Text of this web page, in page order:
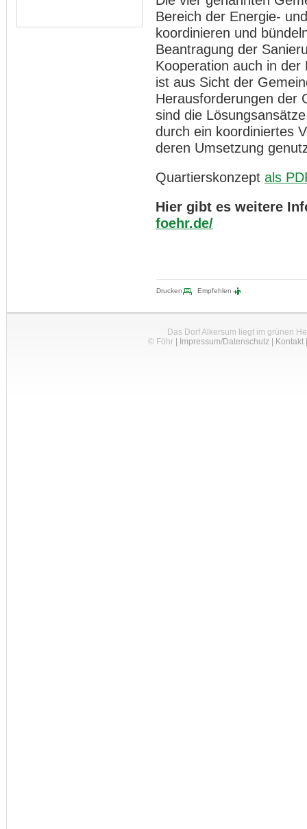
Bereich der Energie-
koordinieren und
Beantragung der
Kooperation auch in
ist aus Sicht der
Herausforderungen der
sind die
durch ein koordiniertes
deren Umsetzung
Quartierskonzept als
Hier gibt es weitere
foehr.de/
Drucken Empfehlen
Das Dorf Alkersum liegt im grünen
© Föhr| Impressum/Datenschutz| Kontakt